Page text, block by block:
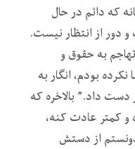
که دائم در حال
از انتظار نیست.
به حقوق و
بودم، انگار به
دست داد.” بالاخره که
کمتر عادت کنه،
از دستش